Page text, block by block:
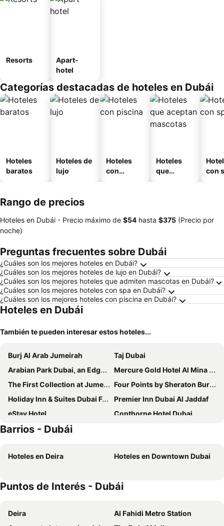
Resorts
Apart-
hotel
Categorías destacadas de hoteles en Dubái
Hoteles
baratos
Hoteles de
lujo
Hoteles
con
Hoteles
que
con
Rango de precios
Hoteles en Dubái - Precio máximo de ‎$54 hasta ‎$375 (Precio por
noche)
Preguntas frecuentes sobre Dubái
¿Cuáles son los mejores hoteles en Dubái?
¿Cuáles son los mejores hoteles de lujo en Dubái?
¿Cuáles son los mejores hoteles que admiten mascotas en Dubái?
¿Cuáles son los mejores hoteles con spa en Dubái?
¿Cuáles son los mejores hoteles con piscina en Dubái?
Hoteles en Dubái
También te pueden interesar estos hoteles...
Burj Al Arab Jumeirah
Taj Dubai
Arabian Park Dubai, an Edge by Rotana Hotel
Mercure Gold Hotel Al Mina Road Dubai
The First Collection at Jumeirah Village Circle, a Tribute Portfolio Hotel
Four Points by Sheraton Bur Dubai
Holiday Inn & Suites Dubai Festival City By Ihg
Premier Inn Dubai Al Jaddaf
eStay Hotel
Copthorne Hotel Dubai
Media One Hotel Dubai
Rove Downtown
Rose Rayhaan by Rotana
ibis Deira Creekside Dubai
Rove Trade Centre
Aavri Hotel Deira
Coral Dubai Deira Hotel
Barrios - Dubái
Hoteles en Deira Hoteles en Downtown Dubai
Puntos de Interés - Dubái
Deira
Al Fahidi Metro Station